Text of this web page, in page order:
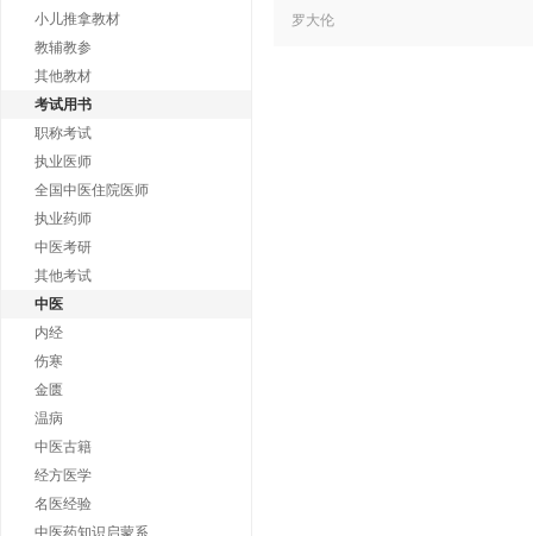
小儿推拿教材
教辅教参
其他教材
考试用书
职称考试
执业医师
全国中医住院医师
执业药师
中医考研
其他考试
中医
内经
伤寒
金匮
温病
中医古籍
经方医学
名医经验
中医药知识启蒙系
罗大伦